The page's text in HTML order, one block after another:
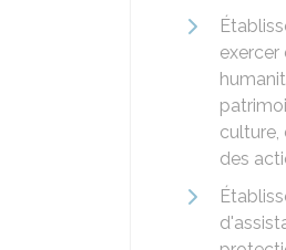
exercer
culture,
des